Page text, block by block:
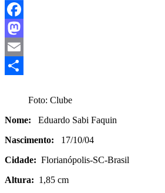
Facebook
Mastodon
Email
Foto: Clube
Nome: Eduardo Sabi Faquin
Nascimento: 17/10/04
Cidade: Florianópolis-SC-Brasil
Altura: 1,85 cm